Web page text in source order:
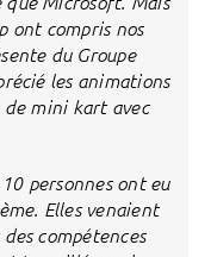
ont compris nos
du Groupe
les animations
de mini kart avec
personnes ont eu
Elles venaient
compétences